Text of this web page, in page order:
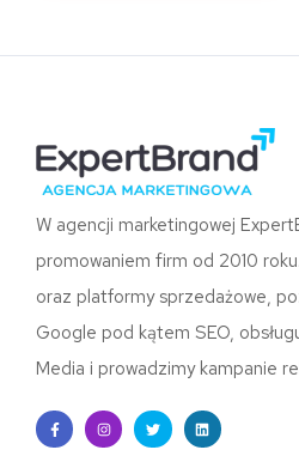
W agencji marketingowej
promowaniem firm od 2010
oraz platformy sprzedażowe,
Google pod kątem SEO,
Media i prowadzimy kampanie